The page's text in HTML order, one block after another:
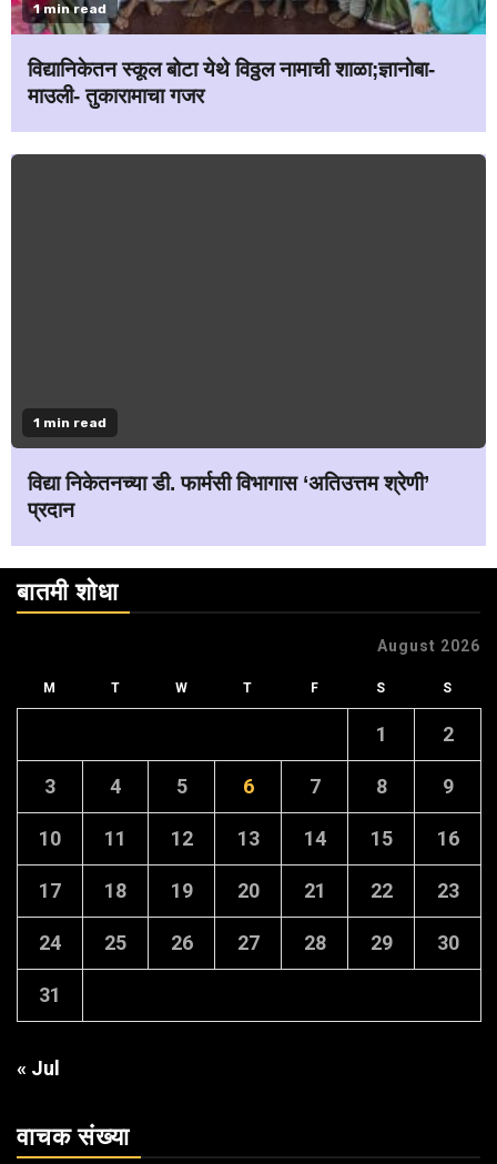
1 min read
विद्यानिकेतन स्कूल बोटा येथे विठ्ठल नामाची शाळा;ज्ञानोबा-
माउली- तुकारामाचा गजर
1 min read
विद्या निकेतनच्या डी. फार्मसी विभागास ‘अतिउत्तम श्रेणी’
प्रदान
बातमी शोधा
August 2026
M T W T F S S
1 2
3 4 5 6 7 8 9
10 11 12 13 14 15 16
17 18 19 20 21 22 23
24 25 26 27 28 29 30
31
« Jul
वाचक संख्या